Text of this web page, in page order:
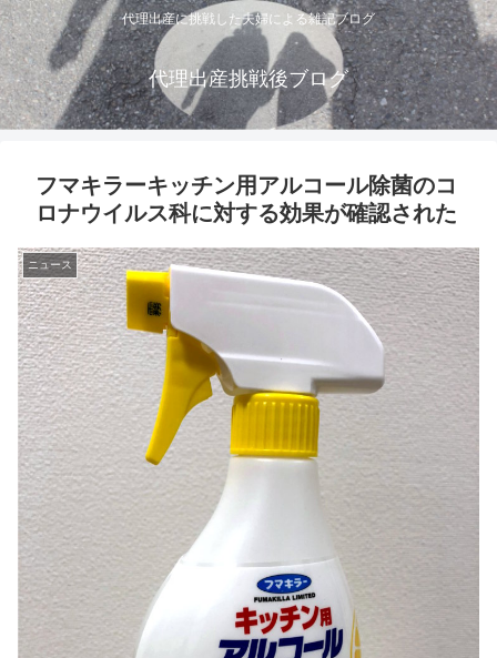
代理出産に挑戦した夫婦による雑記ブログ
代理出産挑戦後ブログ
フマキラーキッチン用アルコール除菌のコ
ロナウイルス科に対する効果が確認された
ニュース